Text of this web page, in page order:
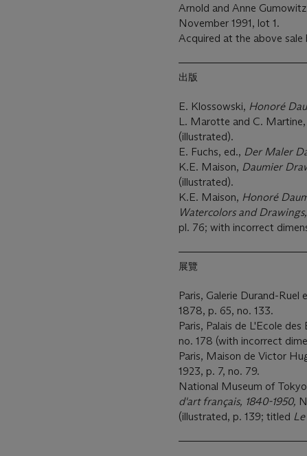
Arnold and Anne
November 1991, lot 1.
Acquired at the above sale
出版
E. Klossowski, Honoré
L. Marotte and C. Martine,
(illustrated).
E. Fuchs, ed., Der Maler
K.E. Maison, Daumier
(illustrated).
K.E. Maison, Honoré
Watercolors and Drawings,
pl. 76; with incorrect
展覽
Paris, Galerie Durand-Ruel
1878, p. 65, no. 133.
Paris, Palais de L'Ecole
no. 178 (with incorrect
Paris, Maison de Victor
1923, p. 7, no. 79.
National Museum of
d'art français, 1840-1950,
(illustrated, p. 139; titled